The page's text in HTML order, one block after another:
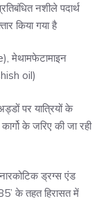
नशीले पदार्थ
किया गया है
मेथामफेटामाइन
oil)
पर यात्रियों के
के जरिए की जा रही
ड्रग्स एंड
के तहत हिरासत में